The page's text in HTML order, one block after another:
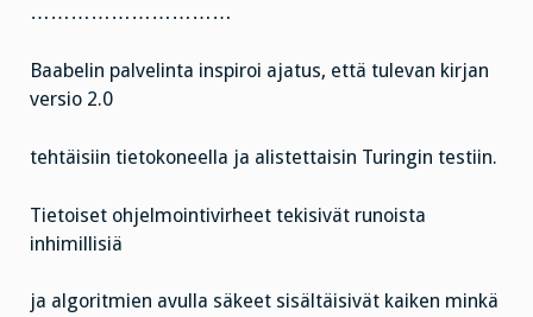
…………………………
Baabelin palvelinta inspiroi ajatus, että tulevan kirjan
versio 2.0
tehtäisiin tietokoneella ja alistettaisin Turingin testiin.
Tietoiset ohjelmointivirheet tekisivät runoista
inhimillisiä
ja algoritmien avulla säkeet sisältäisivät kaiken minkä